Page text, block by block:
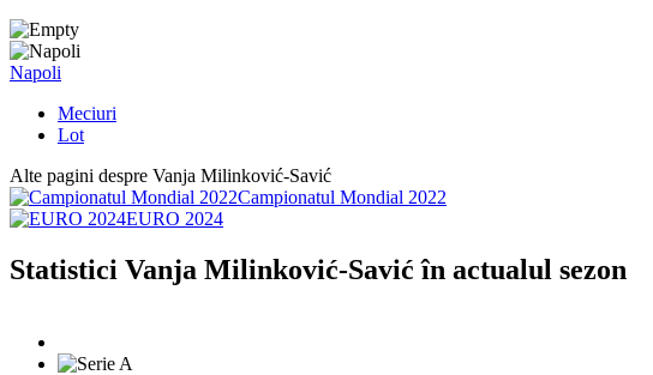
Napoli
Meciuri
Lot
Alte pagini despre Vanja Milinković-Savić
Campionatul Mondial 2022
EURO 2024
Statistici Vanja Milinković-Savić în actualul sezon